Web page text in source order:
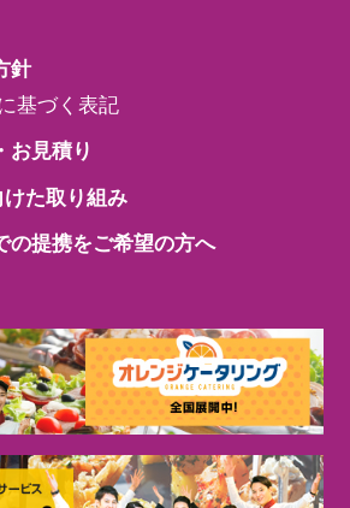
針
基づく表記
見積り
た取り組み
提携をご希望の方へ